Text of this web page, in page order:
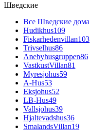
Шведские
Все Шведские дома
Hudikhus109
Fiskarhedenvillan103
Trivselhus86
Anebyhusgruppen86
VastkustVillan81
Myresjohus59
A-Hus53
Eksjohus52
LB-Hus49
Vallsjohus39
Hjaltevadshus36
SmalandsVillan19